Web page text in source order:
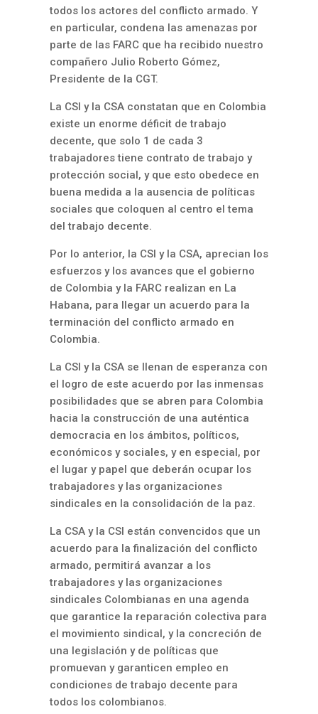
todos los actores del conflicto armado. Y
en particular, condena las amenazas por
parte de las FARC que ha recibido nuestro
compañero Julio Roberto Gómez,
Presidente de la CGT.
La CSI y la CSA constatan que en Colombia
existe un enorme déficit de trabajo
decente, que solo 1 de cada 3
trabajadores tiene contrato de trabajo y
protección social, y que esto obedece en
buena medida a la ausencia de políticas
sociales que coloquen al centro el tema
del trabajo decente.
Por lo anterior, la CSI y la CSA, aprecian los
esfuerzos y los avances que el gobierno
de Colombia y la FARC realizan en La
Habana, para llegar un acuerdo para la
terminación del conflicto armado en
Colombia.
La CSI y la CSA se llenan de esperanza con
el logro de este acuerdo por las inmensas
posibilidades que se abren para Colombia
hacia la construcción de una auténtica
democracia en los ámbitos, políticos,
económicos y sociales, y en especial, por
el lugar y papel que deberán ocupar los
trabajadores y las organizaciones
sindicales en la consolidación de la paz.
La CSA y la CSI están convencidos que un
acuerdo para la finalización del conflicto
armado, permitirá avanzar a los
trabajadores y las organizaciones
sindicales Colombianas en una agenda
que garantice la reparación colectiva para
el movimiento sindical, y la concreción de
una legislación y de políticas que
promuevan y garanticen empleo en
condiciones de trabajo decente para
todos los colombianos.